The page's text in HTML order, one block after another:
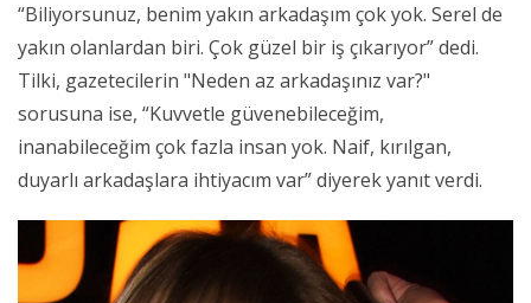
“Biliyorsunuz, benim yakın arkadaşım çok yok. Serel de
yakın olanlardan biri. Çok güzel bir iş çıkarıyor” dedi.
Tilki, gazetecilerin "Neden az arkadaşınız var?"
sorusuna ise, “Kuvvetle güvenebileceğim,
inanabileceğim çok fazla insan yok. Naif, kırılgan,
duyarlı arkadaşlara ihtiyacım var” diyerek yanıt verdi.